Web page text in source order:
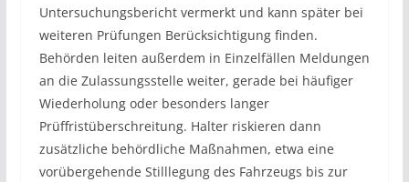
Untersuchungsbericht vermerkt und kann später bei
weiteren Prüfungen Berücksichtigung finden.
Behörden leiten außerdem in Einzelfällen Meldungen
an die Zulassungsstelle weiter, gerade bei häufiger
Wiederholung oder besonders langer
Prüffristüberschreitung. Halter riskieren dann
zusätzliche behördliche Maßnahmen, etwa eine
vorübergehende Stilllegung des Fahrzeugs bis zur